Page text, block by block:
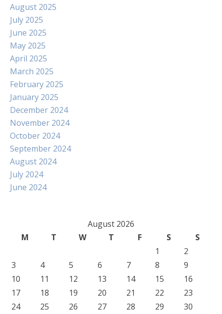
August 2025
July 2025
June 2025
May 2025
April 2025
March 2025
February 2025
January 2025
December 2024
November 2024
October 2024
September 2024
August 2024
July 2024
June 2024
August 2026
M
T W T F S
S
1
2
3
4 5 6 7 8
9
10
11 12 13 14 15
16
17
18 19 20 21 22
23
24
25 26 27 28 29 30